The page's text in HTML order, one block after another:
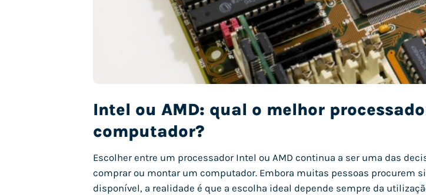
Intel ou AMD: qual o melhor
computador?
Escolher entre um processador Intel ou AMD continua a ser uma das
comprar ou montar um computador. Embora muitas pessoas procurem
disponível, a realidade é que a escolha ideal depende sempre da